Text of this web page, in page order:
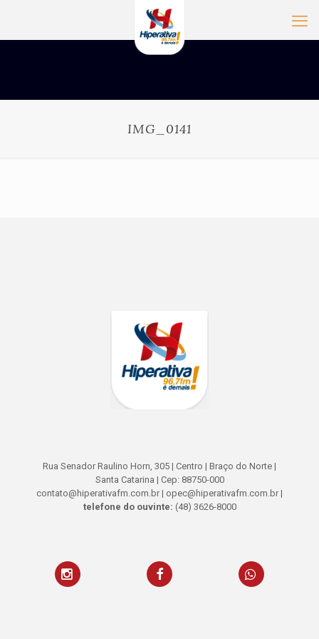
IMG_0141
Rua Senador Raulino Horn, 305 | Centro | Braço do Norte |
Santa Catarina | Cep: 88750-000
contato@hiperativafm.com.br | opec@hiperativafm.com.br |
telefone do ouvinte: (48) 3626-8000